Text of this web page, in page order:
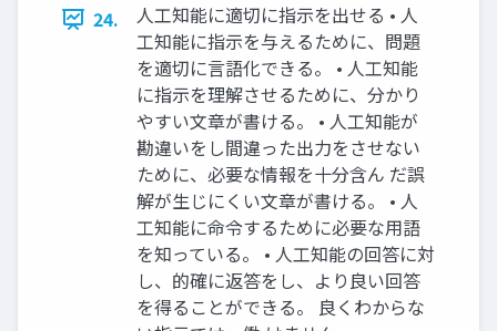
24.
人工知能に適切に指示を出せる • 人
工知能に指示を与えるために、問題
を適切に言語化できる。 • 人工知能
に指示を理解させるために、分かり
やすい文章が書ける。 • 人工知能が
勘違いをし間違った出力をさせない
ために、必要な情報を十分含ん だ誤
解が生じにくい文章が書ける。 • 人
工知能に命令するために必要な用語
を知っている。 • 人工知能の回答に対
し、的確に返答をし、より良い回答
を得ることができる。 良くわからな